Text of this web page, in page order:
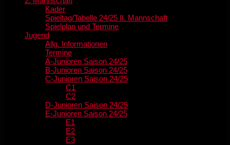
Kader
Spieltag/Tabelle 24/25 II. Mannschaft
Spielplan und Termine
Jugend
Allg. Informationen
Termine
A-Junioren Saison 24/25
B-Junioren Saison 24/25
C-Junioren Saison 24/25
C1
C2
D-Junioren Saison 24/25
E-Junioren Saison 24/25
E1
E2
E3